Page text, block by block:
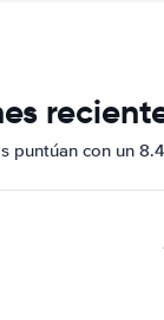
puntúan con un